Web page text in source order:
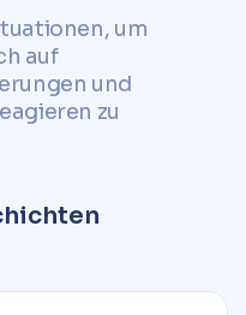
um
auf
und
zu